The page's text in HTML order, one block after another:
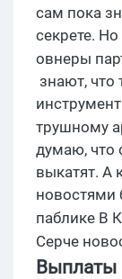
сам пока
секрете. Но
овнеры
знают, что
трушному
думаю, что
выкатят. А
новостями
паблике В
Серче
Выплаты